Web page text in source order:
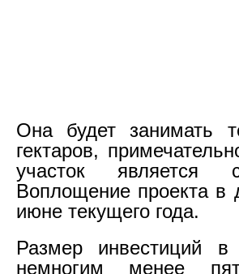
Она будет занимать
гектаров,
участок является
Воплощение проекта в
июне текущего года.
Размер инвестиций в
немногим менее